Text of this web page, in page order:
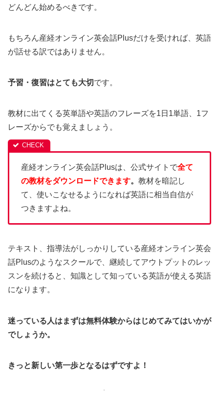
どんどん始めるべきです。
もちろん産経オンライン英会話Plusだけを受ければ、英語
が話せる訳ではありません。
予習・復習はとても大切 です。
教材に出てくる英単語や英語のフレーズを1日1単語、1フ
レーズからでも覚えましょう。
産経オンライン英会話Plusは、公式サイトで全て
の教材をダウンロードできます。 教材を暗記し
て、使いこなせるようになれば英語に相当自信が
つきますよね。
テキスト、指導法がしっかりしている産経オンライン英会
話Plusのようなスクールで、継続してアウトプットのレッ
スンを続けると、知識として知っている英語が使える英語
になります。
迷っている人はまずは無料体験からはじめてみてはいかが
でしょうか。
きっと新しい第一歩となるはずですよ！